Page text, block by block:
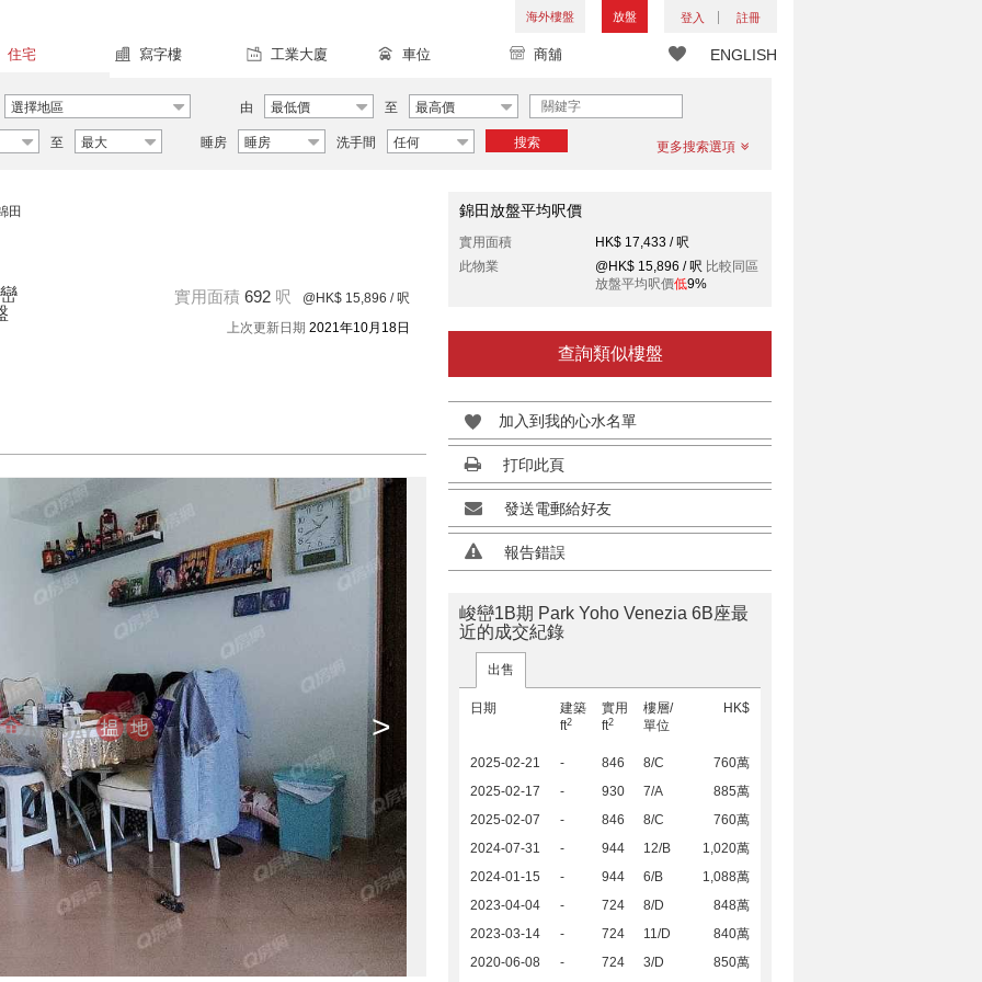
海外樓盤 放盤 登入 註冊
ENGLISH
住宅 寫字樓 工業大廈 車位 商舖
選擇地區 由 最低價 至 最高價
至 最大 睡房 睡房 洗手間 任何 搜索 更多搜索選項
田
實用面積 692 呎 @HK$ 15,896 / 呎
上次更新日期 2021年10月18日
>
錦田放盤平均呎價
實用面積
HK$ 17,433 / 呎
此物業
@HK$ 15,896 / 呎 比較同區
放盤平均呎價低9%
查詢類似樓盤
加入到我的心水名單
打印此頁
發送電郵給好友
報告錯誤
峻巒1B期 Park Yoho Venezia 6B座最
近的成交紀錄
出售
日期
建築
ft2
實用
ft2
樓層/
單位
HK$
2025-02-21 - 846 8/C
760萬
2025-02-17
- 930 7/A
885萬
2025-02-07
- 846 8/C
760萬
2024-07-31
- 944 12/B
1,020萬
2024-01-15
- 944 6/B
1,088萬
2023-04-04
- 724 8/D
848萬
2023-03-14
- 724 11/D
840萬
2020-06-08
- 724 3/D 850萬